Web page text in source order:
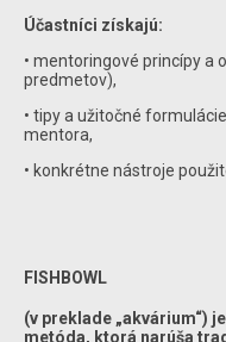
Účastníci získajú:
• mentoringové princípy a
predmetov),
• tipy a užitočné
mentora,
• konkrétne nástroje
FISHBOWL
(v preklade „akvárium“)
metóda, ktorá narúša